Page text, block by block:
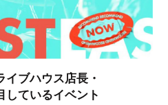
イブハウス店長・
しているイベント